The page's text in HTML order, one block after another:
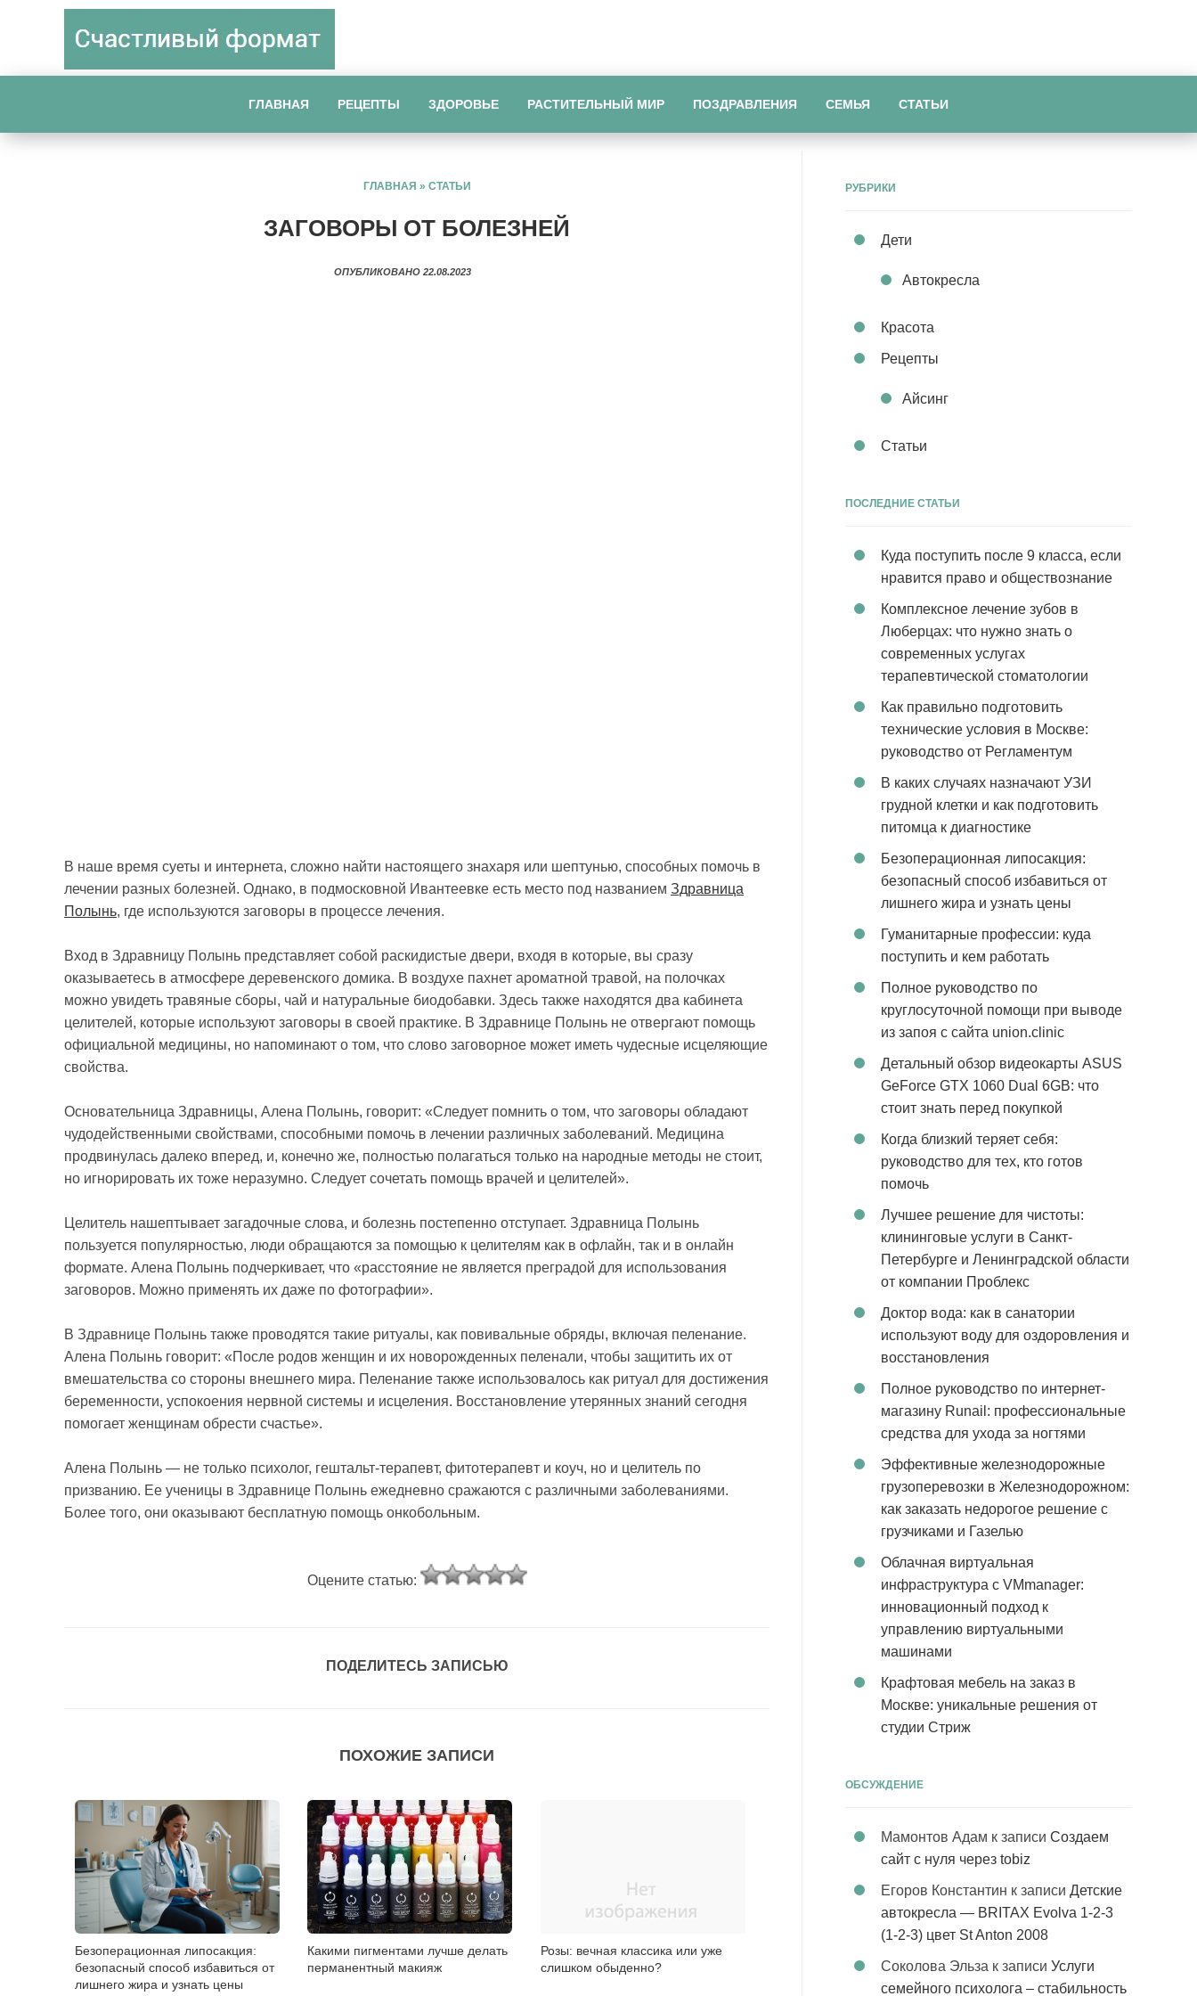
ГЛАВНАЯ РЕЦЕПТЫ ЗДОРОВЬЕ РАСТИТЕЛЬНЫЙ МИР ПОЗДРАВЛЕНИЯ СЕМЬЯ СТАТЬИ
ГЛАВНАЯ » СТАТЬИ
ЗАГОВОРЫ ОТ БОЛЕЗНЕЙ
ОПУБЛИКОВАНО 22.08.2023
В наше время суеты и интернета, сложно найти настоящего знахаря или шептунью, способных помочь в
лечении разных болезней. Однако, в подмосковной Ивантеевке есть место под названием Здравница
Полынь, где используются заговоры в процессе лечения.
Вход в Здравницу Полынь представляет собой раскидистые двери, входя в которые, вы сразу
оказываетесь в атмосфере деревенского домика. В воздухе пахнет ароматной травой, на полочках
можно увидеть травяные сборы, чай и натуральные биодобавки. Здесь также находятся два кабинета
целителей, которые используют заговоры в своей практике. В Здравнице Полынь не отвергают помощь
официальной медицины, но напоминают о том, что слово заговорное может иметь чудесные исцеляющие
свойства.
Основательница Здравницы, Алена Полынь, говорит: «Следует помнить о том, что заговоры обладают
чудодейственными свойствами, способными помочь в лечении различных заболеваний. Медицина
продвинулась далеко вперед, и, конечно же, полностью полагаться только на народные методы не стоит,
но игнорировать их тоже неразумно. Следует сочетать помощь врачей и целителей».
Целитель нашептывает загадочные слова, и болезнь постепенно отступает. Здравница Полынь
пользуется популярностью, люди обращаются за помощью к целителям как в офлайн, так и в онлайн
формате. Алена Полынь подчеркивает, что «расстояние не является преградой для использования
заговоров. Можно применять их даже по фотографии».
В Здравнице Полынь также проводятся такие ритуалы, как повивальные обряды, включая пеленание.
Алена Полынь говорит: «После родов женщин и их новорожденных пеленали, чтобы защитить их от
вмешательства со стороны внешнего мира. Пеленание также использовалось как ритуал для достижения
беременности, успокоения нервной системы и исцеления. Восстановление утерянных знаний сегодня
помогает женщинам обрести счастье».
Алена Полынь — не только психолог, гештальт-терапевт, фитотерапевт и коуч, но и целитель по
призванию. Ее ученицы в Здравнице Полынь ежедневно сражаются с различными заболеваниями.
Более того, они оказывают бесплатную помощь онкобольным.
Оцените статью:
ПОДЕЛИТЕСЬ ЗАПИСЬЮ
ПОХОЖИЕ ЗАПИСИ
Безоперационная липосакция:
безопасный способ избавиться от
лишнего жира и узнать цены
Какими пигментами лучше делать
перманентный макияж
Розы: вечная классика или уже
слишком обыденно?
РУБРИКИ
Дети
Автокресла
Красота
Рецепты
Айсинг
Статьи
ПОСЛЕДНИЕ СТАТЬИ
Куда поступить после 9 класса, если
нравится право и обществознание
Комплексное лечение зубов в
Люберцах: что нужно знать о
современных услугах
терапевтической стоматологии
Как правильно подготовить
технические условия в Москве:
руководство от Регламентум
В каких случаях назначают УЗИ
грудной клетки и как подготовить
питомца к диагностике
Безоперационная липосакция:
безопасный способ избавиться от
лишнего жира и узнать цены
Гуманитарные профессии: куда
поступить и кем работать
Полное руководство по
круглосуточной помощи при выводе
из запоя с сайта union.clinic
Детальный обзор видеокарты ASUS
GeForce GTX 1060 Dual 6GB: что
стоит знать перед покупкой
Когда близкий теряет себя:
руководство для тех, кто готов
помочь
Лучшее решение для чистоты:
клининговые услуги в Санкт-
Петербурге и Ленинградской области
от компании Проблекс
Доктор вода: как в санатории
используют воду для оздоровления и
восстановления
Полное руководство по интернет-
магазину Runail: профессиональные
средства для ухода за ногтями
Эффективные железнодорожные
грузоперевозки в Железнодорожном:
как заказать недорогое решение с
грузчиками и Газелью
Облачная виртуальная
инфраструктура с VMmanager:
инновационный подход к
управлению виртуальными
машинами
Крафтовая мебель на заказ в
Москве: уникальные решения от
студии Стриж
ОБСУЖДЕНИЕ
Мамонтов Адам к записи Создаем
сайт с нуля через tobiz
Егоров Константин к записи Детские
автокресла — BRITAX Evolva 1-2-3
(1-2-3) цвет St Anton 2008
Соколова Эльза к записи Услуги
семейного психолога – стабильность